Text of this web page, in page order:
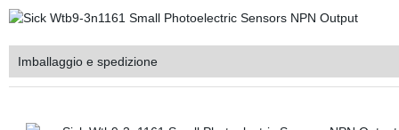
Imballaggio e spedizione